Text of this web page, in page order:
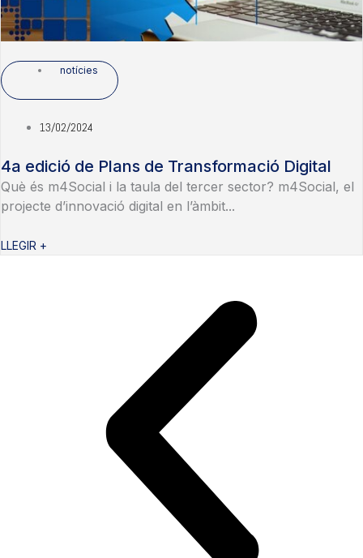
notícies
13/02/2024
4a edició de Plans de Transformació Digital
Què és m4Social i la taula del tercer sector? m4Social, el
projecte d’innovació digital en l’àmbit...
LLEGIR +